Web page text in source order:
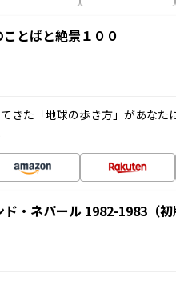
とばと絶景１００
きた「地球の歩き方」があなた
・ネパール 1982-1983（初